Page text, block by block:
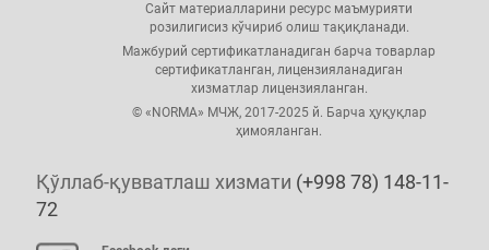
Сайт материалларини ресурс маъмурияти
розилигисиз кўчириб олиш тақиқланади.
Мажбурий сертификатланадиган барча товарлар
сертификатланган, лицензияланадиган
хизматлар лицензияланган.
© «NORMA» МЧЖ, 2017-2025 й. Барча ҳуқуқлар
ҳимояланган.
Қўллаб-қувватлаш хизмати (+998 78) 148-11-
72